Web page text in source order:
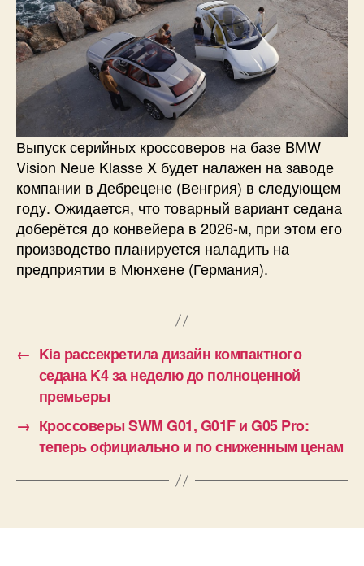
Выпуск серийных кроссоверов на базе BMW
Vision Neue Klasse X будет налажен на заводе
компании в Дебрецене (Венгрия) в следующем
году. Ожидается, что товарный вариант седана
доберётся до конвейера в 2026-м, при этом его
производство планируется наладить на
предприятии в Мюнхене (Германия).
← Kia рассекретила дизайн компактного
седана K4 за неделю до полноценной
премьеры
→ Кроссоверы SWM G01, G01F и G05 Pro:
теперь официально и по сниженным ценам